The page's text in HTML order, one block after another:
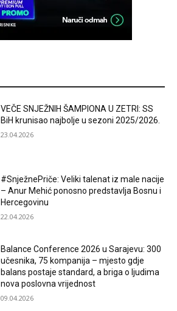
VEČE SNJEŽNIH ŠAMPIONA U ZETRI: SS
BiH krunisao najbolje u sezoni 2025/2026.
23.04.2026
#SnježnePriče: Veliki talenat iz male nacije
– Anur Mehić ponosno predstavlja Bosnu i
Hercegovinu
22.04.2026
Balance Conference 2026 u Sarajevu: 300
učesnika, 75 kompanija – mjesto gdje
balans postaje standard, a briga o ljudima
nova poslovna vrijednost
09.04.2026